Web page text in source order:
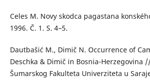
Celes M. Novy skodca pagastana
1996. Č. 1. S. 4–5.
Dautbašić M., Dimič N. Occurrence of
Deschka & Dimič in Bosnia-Herzegovina
Šumarskog Fakulteta Univerziteta u